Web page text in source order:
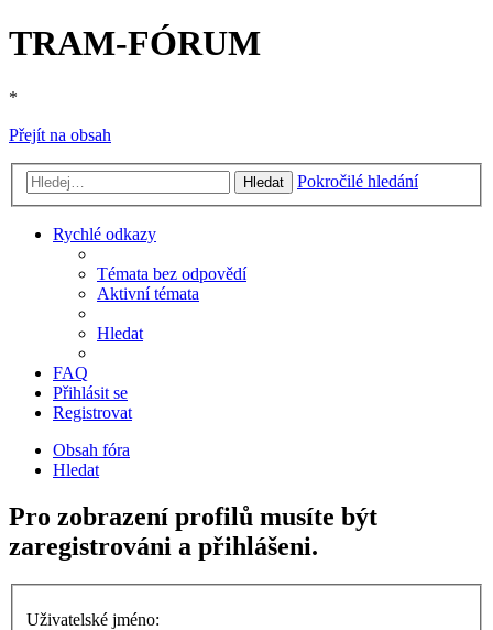
TRAM-FÓRUM
*
Přejít na obsah
Hledat Pokročilé hledání
Rychlé odkazy
Témata bez odpovědí
Aktivní témata
Hledat
FAQ
Přihlásit se
Registrovat
Obsah fóra
Hledat
Pro zobrazení profilů musíte být
zaregistrováni a přihlášeni.
Uživatelské jméno: